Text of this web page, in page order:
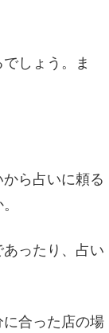
しょう。ま
ら占いに頼る
ったり、占い
合った店の場